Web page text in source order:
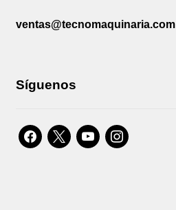
ventas@tecnomaquinaria.com
Síguenos
facebook
x youtubeinstagram